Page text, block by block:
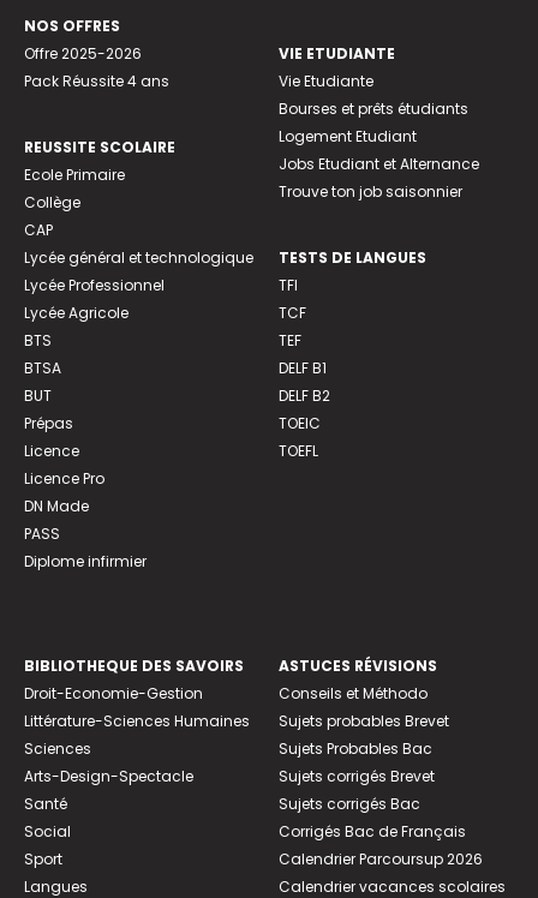
NOS OFFRES
Offre 2025-2026
Pack Réussite 4 ans
REUSSITE SCOLAIRE
Ecole Primaire
Collège
CAP
Lycée général et technologique
Lycée Professionnel
Lycée Agricole
BTS
BTSA
BUT
Prépas
Licence
Licence Pro
DN Made
PASS
Diplome infirmier
VIE ETUDIANTE
Vie Etudiante
Bourses et prêts étudiants
Logement Etudiant
Jobs Etudiant et Alternance
Trouve ton job saisonnier
TESTS DE LANGUES
TFI
TCF
TEF
DELF B1
DELF B2
TOEIC
TOEFL
BIBLIOTHEQUE DES SAVOIRS
Droit-Economie-Gestion
Littérature-Sciences Humaines
Sciences
Arts-Design-Spectacle
Santé
Social
Sport
Langues
ASTUCES RÉVISIONS
Conseils et Méthodo
Sujets probables Brevet
Sujets Probables Bac
Sujets corrigés Brevet
Sujets corrigés Bac
Corrigés Bac de Français
Calendrier Parcoursup 2026
Calendrier vacances scolaires